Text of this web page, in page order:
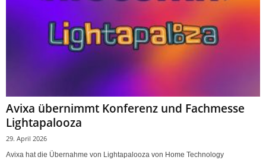
Avixa übernimmt Konferenz und Fachmesse
Lightapalooza
29. April 2026
Avixa hat die Übernahme von Lightapalooza von Home Technology